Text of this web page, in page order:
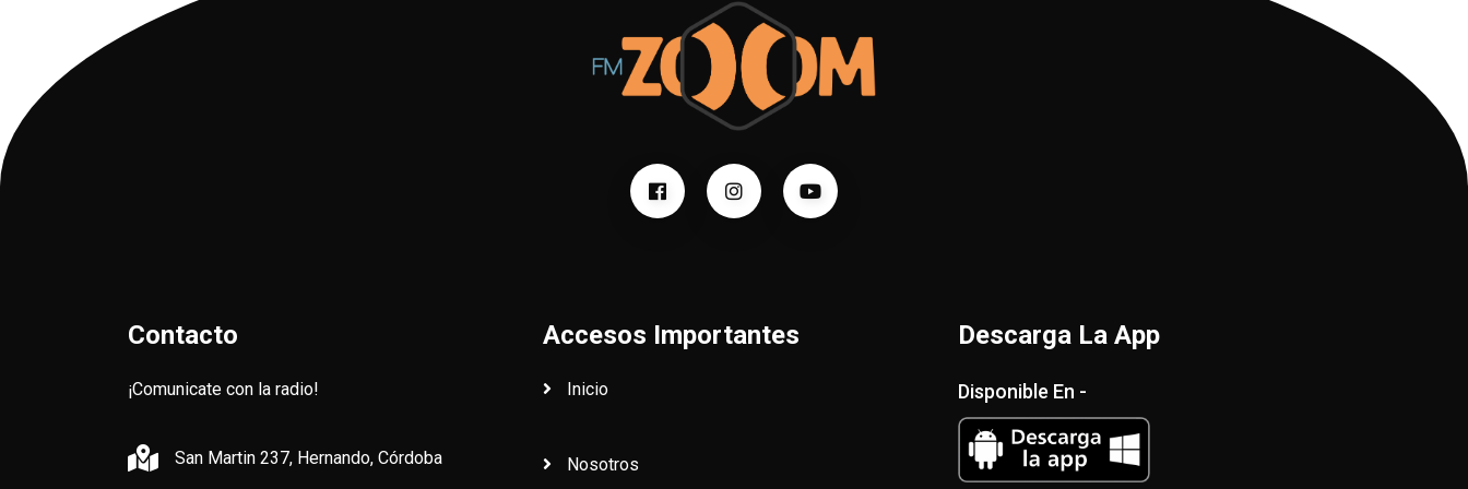
Contacto
¡Comunicate con la radio!
San Martin 237, Hernando, Córdoba
Accesos Importantes
Inicio
Nosotros
Descarga La App
Disponible En -